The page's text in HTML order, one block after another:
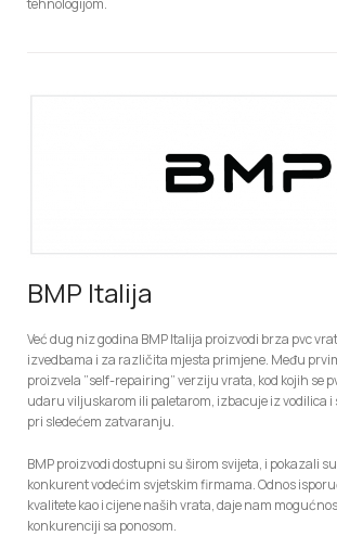
BMP Italija
Već dug niz godina BMP Italija proizvodi brza pvc
izvedbama i za različita mjesta primjene. Među
proizvela ”self-repairing” verziju vrata, kod kojih se
udaru viljuskarom ili paletarom, izbacuje iz vodilica
pri sledećem zatvaranju.
BMP proizvodi dostupni su širom svijeta, i pokazali
konkurent vodećim svjetskim firmama. Odnos
kvalitete kao i cijene naših vrata, daje nam
konkurenciji sa ponosom.